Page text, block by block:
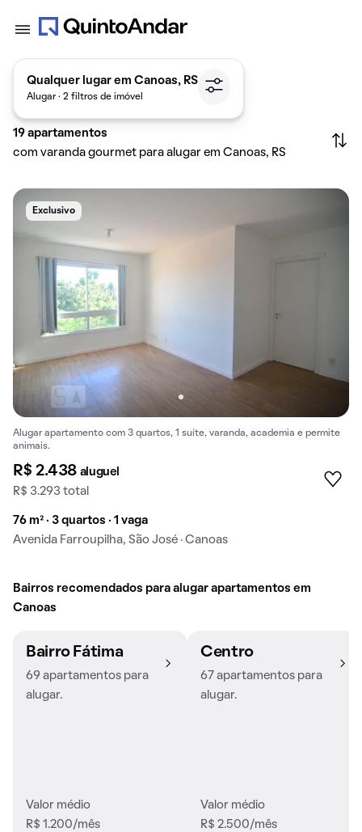
Qualquer lugar em Canoas, RS
Alugar · 2 filtros de imóvel
19 apartamentos
com varanda gourmet para alugar em Canoas, RS
Exclusivo
Alugar apartamento com 3 quartos, 1 suíte, varanda, academia e permite
animais.
R$ 2.438 aluguel
R$ 3.293 total
76 m² · 3 quartos · 1 vaga
Avenida Farroupilha, São José · Canoas
Bairros recomendados para alugar apartamentos em
Canoas
Bairro Fátima
69 apartamentos para
alugar.
Valor médio
R$ 1.200/mês
Centro
67 apartamentos para
alugar.
Valor médio
R$ 2.500/mês